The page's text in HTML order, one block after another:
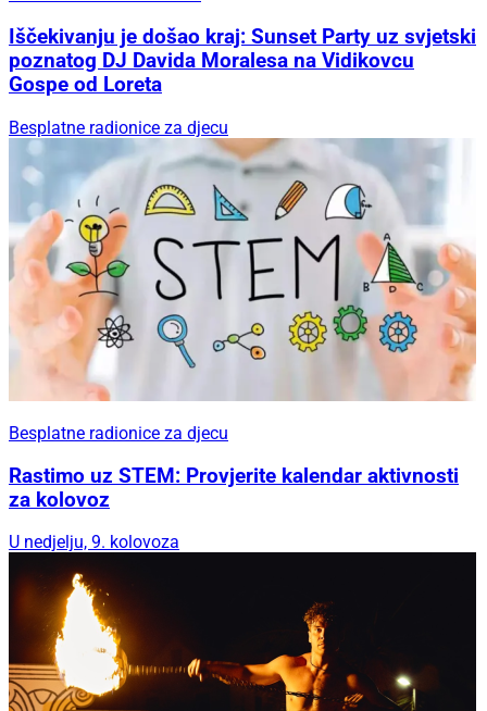
Iščekivanju je došao kraj: Sunset Party uz svjetski
poznatog DJ Davida Moralesa na Vidikovcu
Gospe od Loreta
Besplatne radionice za djecu
Besplatne radionice za djecu
Rastimo uz STEM: Provjerite kalendar aktivnosti
za kolovoz
U nedjelju, 9. kolovoza